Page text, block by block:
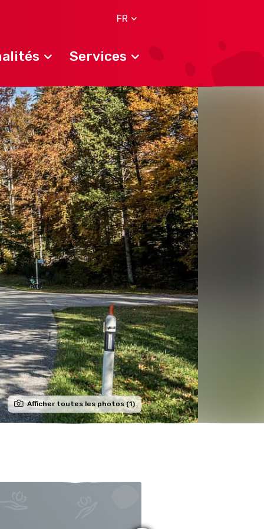
FR
Services
Afficher toutes les photos (1)